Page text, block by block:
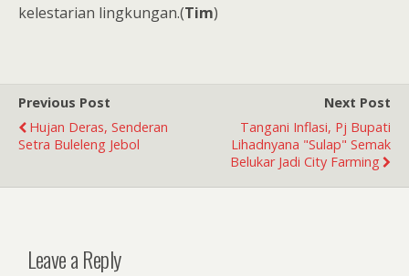
kelestarian lingkungan.(Tim)
Previous Post
Hujan Deras, Senderan
Setra Buleleng Jebol
Next Post
Tangani Inflasi, Pj Bupati
Lihadnyana "Sulap" Semak
Belukar Jadi City Farming
Leave a Reply